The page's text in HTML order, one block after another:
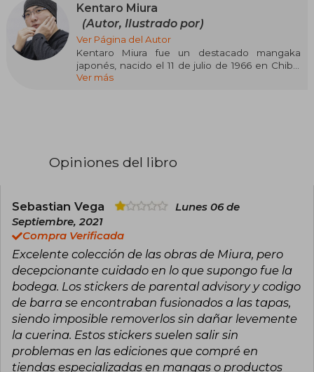
Kentaro Miura
(Autor, Ilustrado por)
Ver Página del Autor
Kentaro Miura fue un destacado mangaka
japonés, nacido el 11 de julio de 1966 en Chiba,
Japón. Desde temprana edad, mostró un
legado y le valió el Premio Cultural Tezuka
Osamu en 2002. Esta serie, aclamada
mundialmente por su narrativa compleja y
estética única, sigue siendo una referencia
imprescindible en el género del manga oscuro.
Ver más
Opiniones del libro
Sebastian Vega
Lunes 06 de
Septiembre, 2021
Compra Verificada
Excelente colección de las obras de Miura, pero
decepcionante cuidado en lo que supongo fue la
bodega. Los stickers de parental advisory y codigo
de barra se encontraban fusionados a las tapas,
siendo imposible removerlos sin dañar levemente
la cuerina. Estos stickers suelen salir sin
problemas en las ediciones que compré en
tiendas especializadas en mangas o productos